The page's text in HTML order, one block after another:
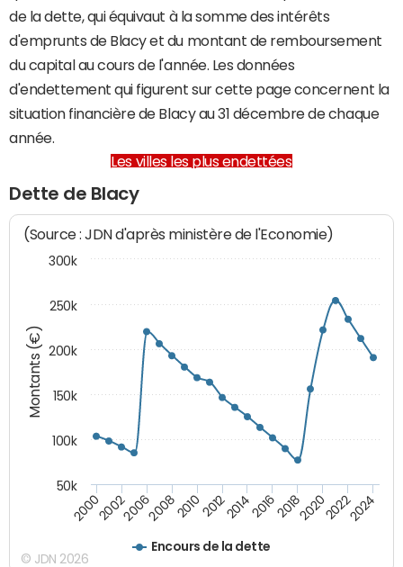
de la dette, qui équivaut à la somme des intérêts
d'emprunts de Blacy et du montant de remboursement
du capital au cours de l'année. Les données
d'endettement qui figurent sur cette page concernent la
situation financière de Blacy au 31 décembre de chaque
année.
Les villes les plus endettées
Dette de Blacy
Montants (€)
(Source : JDN d'après ministère de l'Economie)
Encours de la dette
200020022006200820102012201420162018202020222024
50k
100k
150k
200k
250k
300k
© JDN 2026